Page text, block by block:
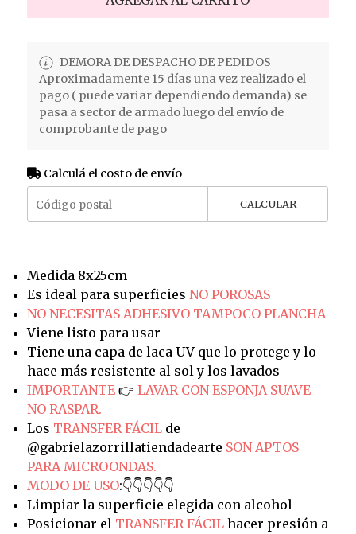
DEMORA DE DESPACHO DE PEDIDOS
Aproximadamente 15 días una vez realizado el
pago ( puede variar dependiendo demanda) se
pasa a sector de armado luego del envío de
comprobante de pago
Calculá el costo de envío
CALCULAR
Medida 8x25cm
Es ideal para superficies NO POROSAS
NO NECESITAS ADHESIVO TAMPOCO PLANCHA
Viene listo para usar
Tiene una capa de laca UV que lo protege y lo
hace más resistente al sol y los lavados
IMPORTANTE 👉 LAVAR CON ESPONJA SUAVE
NO RASPAR.
Los TRANSFER FÁCILde
@gabrielazorrillatiendadearte SON APTOS
PARA MICROONDAS.
MODO DE USO:👇👇👇👇👇
Limpiar la superficie elegida con alcohol
Posicionar el TRANSFER FÁCILhacer presión a